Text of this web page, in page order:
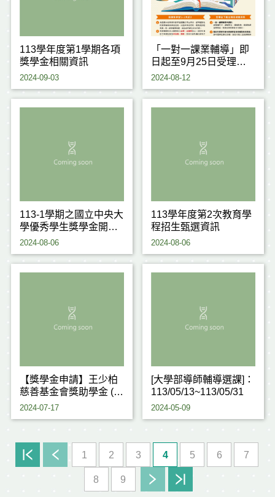
113學年度第1學期各項
獎學金相關資訊
2024-09-03
「一對一課業輔導」即
日起至9月25日受理申
請
2024-08-12
113-1學期之國立中央大
學優秀學生獎學金開始
受理申請(113-1 The
Scholarship for
Excellent Students)
2024-08-06
113學年度第2次教育學
程招生甄選資訊
2024-08-06
【獎學金申請】王少柏
慈善基金會獎助學金 (大
學部截止：
2024-07-17
[大學部導師輔導選課]：
113/05/13~113/05/31
2024-05-09
1 2 3 4 5 6 7
8 9